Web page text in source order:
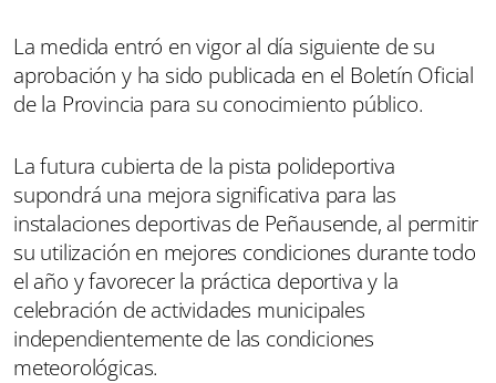
La medida entró en vigor al día siguiente de su
aprobación y ha sido publicada en el Boletín Oficial
de la Provincia para su conocimiento público.
La futura cubierta de la pista polideportiva
supondrá una mejora significativa para las
instalaciones deportivas de Peñausende, al permitir
su utilización en mejores condiciones durante todo
el año y favorecer la práctica deportiva y la
celebración de actividades municipales
independientemente de las condiciones
meteorológicas.